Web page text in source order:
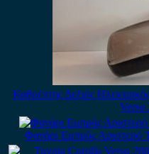
Καθρέπτης Δεξιός
Verso
Φανάρι Εμπρός Αριστερό